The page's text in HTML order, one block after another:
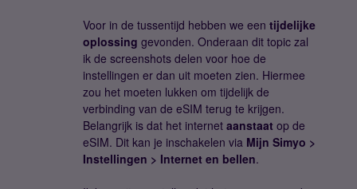
Voor in de tussentijd hebben we een tijdelijke
oplossing gevonden. Onderaan dit topic zal
ik de screenshots delen voor hoe de
instellingen er dan uit moeten zien. Hiermee
zou het moeten lukken om tijdelijk de
verbinding van de eSIM terug te krijgen.
Belangrijk is dat het internet aanstaat op de
eSIM. Dit kan je inschakelen via Mijn Simyo >
Instellingen > Internet en bellen.